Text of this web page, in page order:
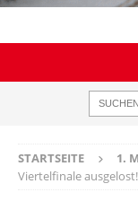
STARTSEITE 1.
Viertelfinale ausgelost!